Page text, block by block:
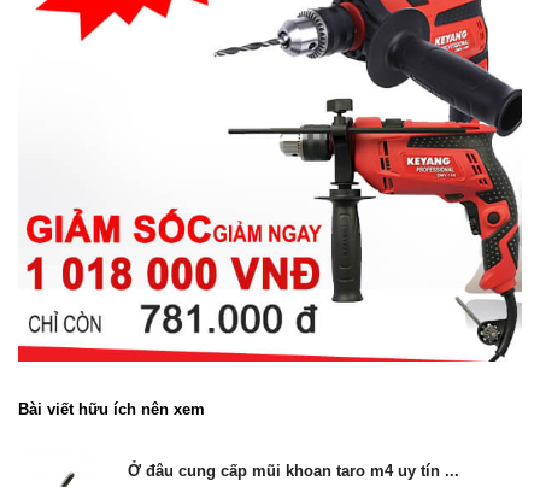
Bài viết hữu ích nên xem
Ở đâu cung cấp mũi khoan taro m4 uy tín ...